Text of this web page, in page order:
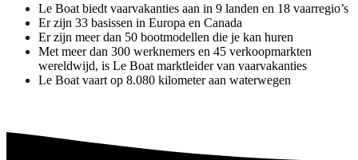
Le Boat biedt vaarvakanties aan in 9 landen en 18 vaarregio’s
Er zijn 33 basissen in Europa en Canada
Er zijn meer dan 50 bootmodellen die je kan huren
Met meer dan 300 werknemers en 45 verkoopmarkten
wereldwijd, is Le Boat marktleider van vaarvakanties
Le Boat vaart op 8.080 kilometer aan waterwegen